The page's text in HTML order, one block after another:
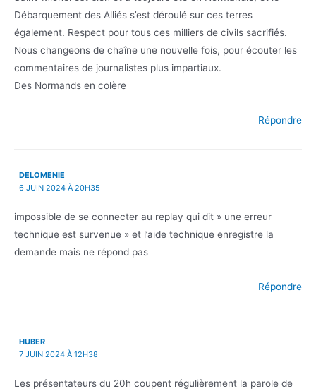
Débarquement des Alliés s’est déroulé sur ces terres
également. Respect pour tous ces milliers de civils sacrifiés.
Nous changeons de chaîne une nouvelle fois, pour écouter les
commentaires de journalistes plus impartiaux.
Des Normands en colère
Répondre
DELOMENIE
6 JUIN 2024 À 20H35
impossible de se connecter au replay qui dit » une erreur
technique est survenue » et l’aide technique enregistre la
demande mais ne répond pas
Répondre
HUBER
7 JUIN 2024 À 12H38
Les présentateurs du 20h coupent régulièrement la parole de